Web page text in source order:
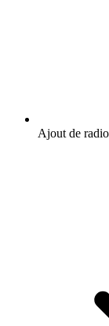
Ajout de